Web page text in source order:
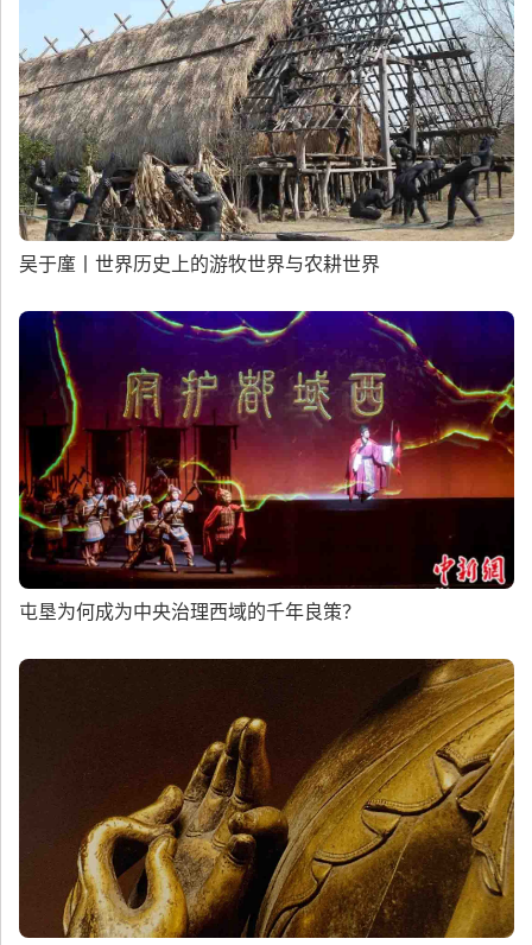
吴于廑丨世界历史上的游牧世界与农耕世界
屯垦为何成为中央治理西域的千年良策？